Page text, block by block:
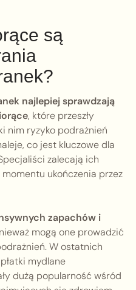
są
najlepiej sprawdzają
, które przeszły
nim ryzyko podrażnień
co jest kluczowe dla
zalecają ich
ukończenia przez
zapachów i
mogą one prowadzić
W ostatnich
mydlane
dużą popularność wśród